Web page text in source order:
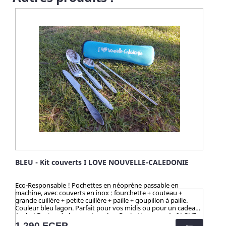
BLEU - Kit couverts I LOVE NOUVELLE-CALEDONIE
Eco-Responsable ! Pochettes en néoprène passable en
machine, avec couverts en inox : fourchette + couteau +
grande cuillère + petite cuillère + paille + goupillon à paille.
Couleur bleu lagon. Parfait pour vos midis ou pour un cadeau
écolo ! Design du logo unique ! >> Pochette marquée I LOVE
NOUVELLE-CALEDONIE Pochette lavable au lave-linge. ☀️-☀️-